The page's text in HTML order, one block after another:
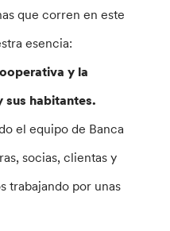
que corren en este
esencia:
y la
sus habitantes.
el equipo de Banca
socias, clientas y
trabajando por unas